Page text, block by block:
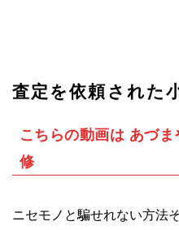
査定を依頼された
こちらの動画は あづ
修
ニセモノと騙せれない方法